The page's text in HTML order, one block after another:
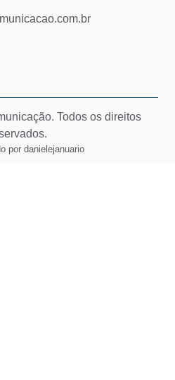
Todos os direitos
por danielejanuario